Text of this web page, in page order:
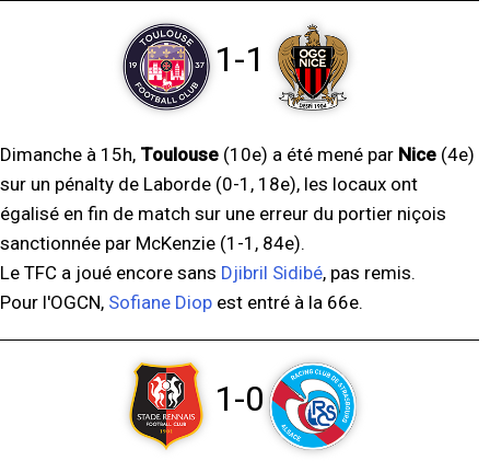
1-1
Dimanche à 15h, Toulouse (10e) a été mené par Nice (4e)
sur un pénalty de Laborde (0-1, 18e), les locaux ont
égalisé en fin de match sur une erreur du portier niçois
sanctionnée par McKenzie (1-1, 84e).
Le TFC a joué encore sans Djibril Sidibé, pas remis.
Pour l'OGCN, Sofiane Diop est entré à la 66e.
1-0